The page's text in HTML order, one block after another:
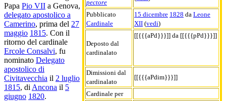
pectore
Pubblicato
Cardinale
15 dicembre 1828 da Leone
XII (vedi)
Deposto dal
cardinalato
[[{{{aPd}}}]] da [[{{{pPd}}}]]
Dimissioni dal
cardinalato
[[{{{aPdim}}}]]
Cardinale per
Papa Pio VII a Genova,
delegato apostolico a
Camerino, prima del 27
maggio 1815. Con il
ritorno del cardinale
Ercole Consalvi, fu
nominato Delegato
apostolico di
Civitavecchia il 2 luglio
1815, di Ancona il 5
giugno 1820.